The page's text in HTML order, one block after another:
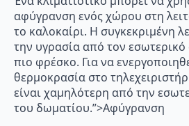
αφύγρανση ενός χώρου στη
το καλοκαίρι. Η συγκεκριμένη
την υγρασία από τον εσωτερικό
πιο φρέσκο. Για να
θερμοκρασία στο
είναι χαμηλότερη από την
του δωματίου.”>Αφύγρανση